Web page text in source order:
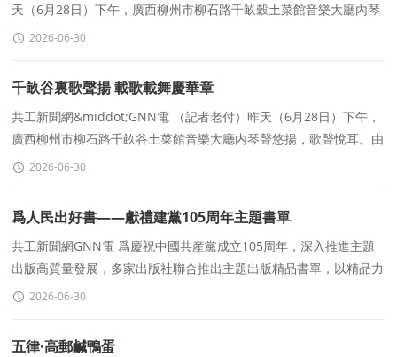
天（6月28日）下午，廣西柳州市柳石路千畝穀土菜館音樂大廳內琴
聲悠揚，歌聲悅耳。由柳州市千畝穀文化藝術有限公司主辦的&l
2026-06-30
千畝谷裏歌聲揚 載歌載舞慶華章
共工新聞網&middot;GNN電 （記者老付）昨天（6月28日）下午，
廣西柳州市柳石路千畝谷土菜館音樂大廳内琴聲悠揚，歌聲悅耳。由
柳州市千畝谷文化藝術有限公司主辦的“2026柳州市千畝
2026-06-30
爲人民出好書——獻禮建黨105周年主題書單
共工新聞網GNN電 爲慶祝中國共産黨成立105周年，深入推進主題
出版高質量發展，多家出版社聯合推出主題出版精品書單，以精品力
作禮贊黨的光輝曆程，以優秀出版成果凝聚奮進
2026-06-30
五律·高郵鹹鴨蛋